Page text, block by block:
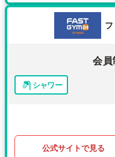
会
シャワー
公式サイトで見る